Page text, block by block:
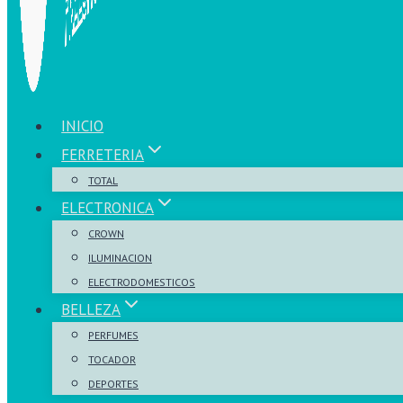
INICIO
FERRETERIA
TOTAL
ELECTRONICA
CROWN
ILUMINACION
ELECTRODOMESTICOS
BELLEZA
PERFUMES
TOCADOR
DEPORTES